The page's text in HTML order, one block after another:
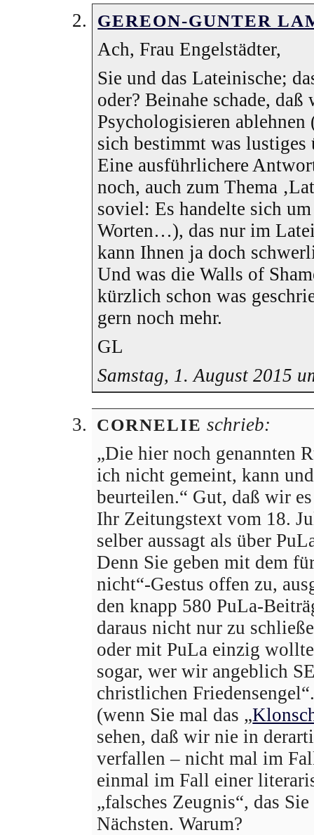
GEREON-GUNTER
Ach, Frau Engelstädter,
Sie und das Lateinische;
oder? Beinahe schade,
Psychologisieren
sich bestimmt was
Eine ausführlichere
noch, auch zum Thema
soviel: Es handelte sich
Worten…), das nur im
kann Ihnen ja doch
Und was die Walls of
kürzlich schon was
gern noch mehr.
GL
Samstag, 1. August 2015
CORNELIE schrieb:
„Die hier noch genannten
ich nicht gemeint, kann
beurteilen.“ Gut, daß wir
Ihr Zeitungstext vom 18.
selber aussagt als über
Denn Sie geben mit dem
nicht“-Gestus offen zu,
den knapp 580 PuLa-
daraus nicht nur zu
oder mit PuLa einzig
sogar, wer wir angeblich
christlichen
(wenn Sie mal das „
sehen, daß wir nie in
verfallen – nicht mal im
einmal im Fall einer
„falsches Zeugnis“, das
Nächsten. Warum?